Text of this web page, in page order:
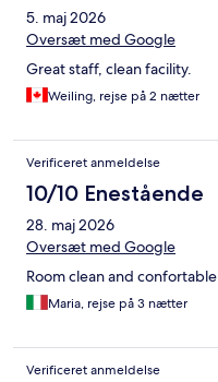
5. maj 2026
Oversæt med Google
Great staff, clean facility.
Weiling, rejse på 2 nætter
Verificeret anmeldelse
10/10 Enestående
28. maj 2026
Oversæt med Google
Room clean and confortable
Maria, rejse på 3 nætter
Verificeret anmeldelse